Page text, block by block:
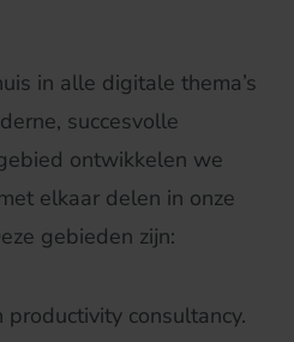
in alle digitale thema’s
succesvolle
ontwikkelen we
elkaar delen in onze
gebieden zijn:
consultancy.